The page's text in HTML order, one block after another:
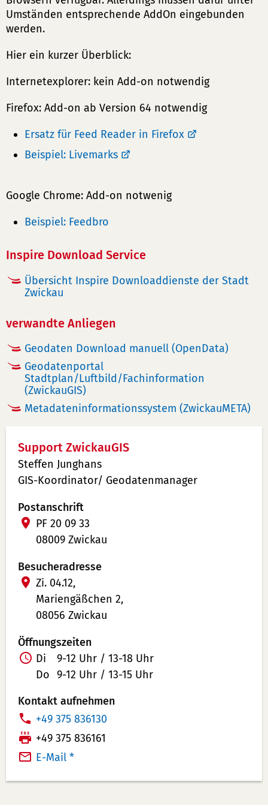
Umständen entsprechende AddOn eingebunden
werden.
Hier ein kurzer Überblick:
Internetexplorer: kein Add-on notwendig
Firefox: Add-on ab Version 64 notwendig
Ersatz für Feed Reader in Firefox
Beispiel: Livemarks
Google Chrome: Add-on notwenig
Beispiel: Feedbro
Inspire Download Service
Übersicht Inspire Downloaddienste der Stadt
Zwickau
verwandte Anliegen
Geodaten Download manuell (OpenData)
Geodatenportal
Stadtplan/Luftbild/Fachinformation
(ZwickauGIS)
Metadateninformationssystem (ZwickauMETA)
Support ZwickauGIS
Steffen Junghans
GIS-Koordinator/ Geodatenmanager
Postanschrift
PF 20 09 33
08009 Zwickau
Besucheradresse
Zi. 04.12,
Mariengäßchen 2,
08056 Zwickau
Öffnungszeiten
Di
9-12 Uhr / 13-18 Uhr
Do 9-12 Uhr / 13-15 Uhr
Kontakt aufnehmen
T
e
l
f
+49 375 836130
F
a
+49 375 836161
E-Mail *